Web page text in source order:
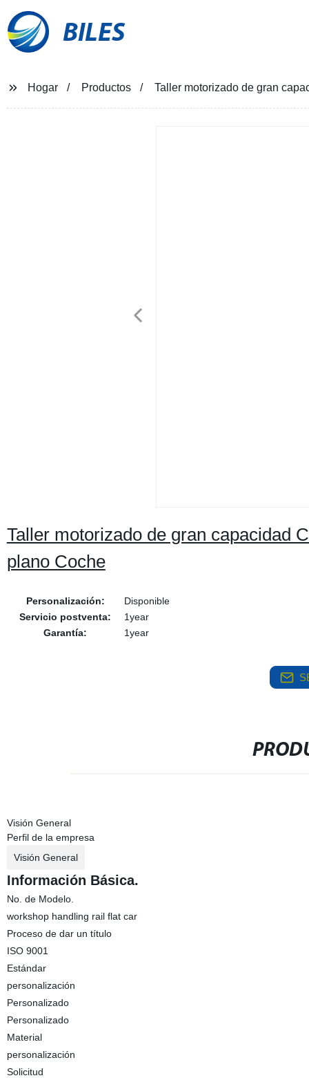
BILES
Hogar Productos Taller motorizado de gran
Taller motorizado de gran capacidad
plano Coche
Personalización:
Disponible
Servicio postventa:
1year
Garantía:
1year
Visión General
Perfil de la empresa
Visión General
Información Básica.
No. de Modelo.
workshop handling rail flat car
Proceso de dar un título
ISO 9001
Estándar
personalización
Personalizado
Personalizado
Material
personalización
Solicitud